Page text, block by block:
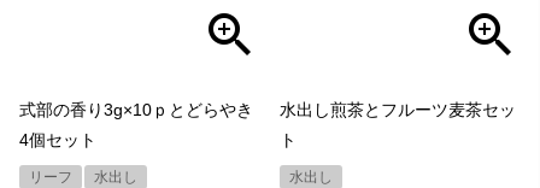
式部の香り3g×10ｐとどらやき
4個セット
リーフ 水出し
水出し煎茶とフルーツ麦茶セッ
ト
水出し